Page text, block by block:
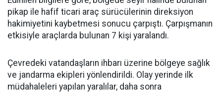
pikap ile hafif ticari araç sürücülerinin direksiyon
hakimiyetini kaybetmesi sonucu çarpıştı. Çarpışmanın
etkisiyle araçlarda bulunan 7 kişi yaralandı.
Çevredeki vatandaşların ihbarı üzerine bölgeye sağlık
ve jandarma ekipleri yönlendirildi. Olay yerinde ilk
müdahaleleri yapılan yaralılar, daha sonra